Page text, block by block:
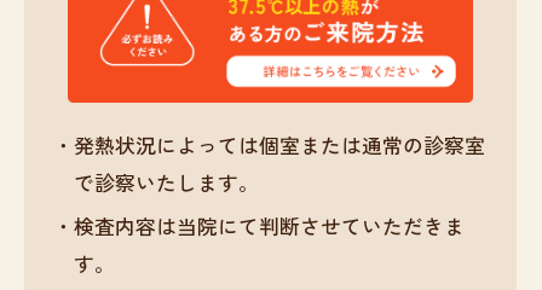
発熱状況によっては個室または通常の診察室
で診察いたします。
検査内容は当院にて判断させていただきま
す。